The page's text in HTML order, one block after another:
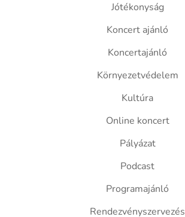
Jótékonyság
Koncert ajánló
Koncertajánló
Környezetvédelem
Kultúra
Online koncert
Pályázat
Podcast
Programajánló
Rendezvényszervezés